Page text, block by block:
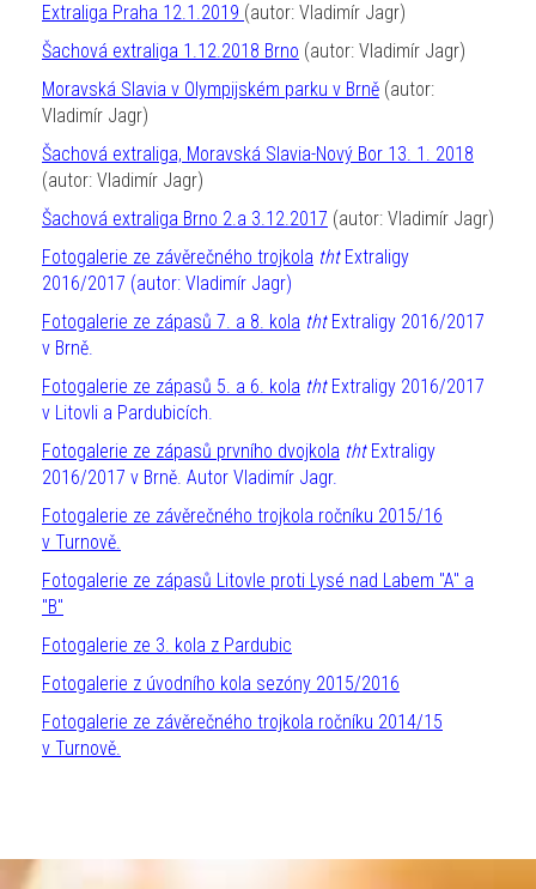
Extraliga Praha 12.1.2019 (autor: Vladimír Jagr)
Šachová extraliga 1.12.2018 Brno (autor: Vladimír Jagr)
Moravská Slavia v Olympijském parku v Brně (autor:
Vladimír Jagr)
Šachová extraliga, Moravská Slavia-Nový Bor 13. 1. 2018
(autor: Vladimír Jagr)
Šachová extraliga Brno 2.a 3.12.2017 (autor: Vladimír Jagr)
Fotogalerie ze závěrečného trojkola thtExtraligy
2016/2017 (autor: Vladimír Jagr)
Fotogalerie ze zápasů 7. a 8. kola thtExtraligy 2016/2017
v Brně.
Fotogalerie ze zápasů 5. a 6. kola thtExtraligy 2016/2017
v Litovli a Pardubicích.
Fotogalerie ze zápasů prvního dvojkola thtExtraligy
2016/2017 v Brně. Autor Vladimír Jagr.
Fotogalerie ze závěrečného trojkola ročníku 2015/16
v Turnově.
Fotogalerie ze zápasů Litovle proti Lysé nad Labem "A" a
"B"
Fotogalerie ze 3. kola z Pardubic
Fotogalerie z úvodního kola sezóny 2015/2016
Fotogalerie ze závěrečného trojkola ročníku 2014/15
v Turnově.